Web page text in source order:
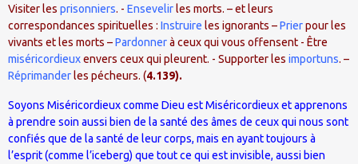
Visiter les prisonniers. - Ensevelirles morts. – et leurs
correspondances spirituelles : Instruire les ignorants –Prierpour les
vivants et les morts –Pardonnerà ceux qui vous offensent - Être
miséricordieuxenvers ceux qui pleurent. - Supporter les importuns. –
Réprimanderles pécheurs. (4.139).
Soyons Miséricordieux comme Dieu est Miséricordieux et apprenons
à prendre soin aussi bien de la santé des âmes de ceux qui nous sont
confiés que de la santé de leur corps, mais en ayant toujours à
l’esprit (comme l’iceberg) que tout ce qui est invisible, aussi bien